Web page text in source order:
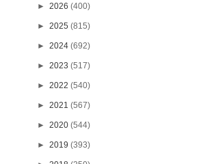
► 2026 (400)
► 2025 (815)
► 2024 (692)
► 2023 (517)
► 2022 (540)
► 2021 (567)
► 2020 (544)
► 2019 (393)